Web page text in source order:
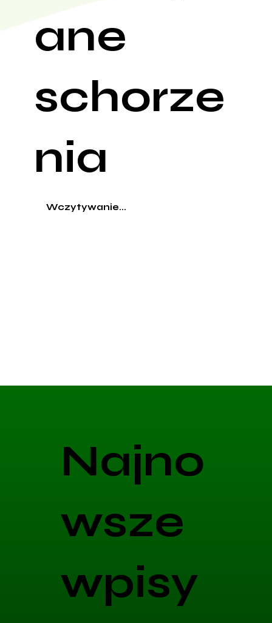
ane
schorze
nia
Wczytywanie...
Najno
wsze
wpisy